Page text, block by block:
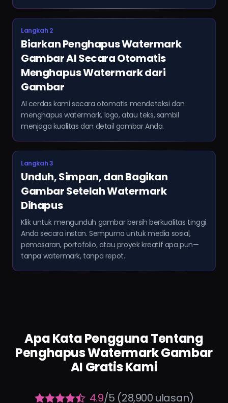
Langkah 2
Biarkan Penghapus Watermark
Gambar AI Secara Otomatis
Menghapus Watermark dari
Gambar
AI cerdas kami secara otomatis mendeteksi dan
menghapus watermark, logo, atau teks, sambil
menjaga kualitas dan detail gambar Anda.
Langkah 3
Unduh, Simpan, dan Bagikan
Gambar Setelah Watermark
Dihapus
Klik untuk mengunduh gambar bersih berkualitas tinggi
Anda secara instan. Sempurna untuk media sosial,
pemasaran, portofolio, atau proyek kreatif apa pun—
tanpa watermark, tanpa repot.
Apa Kata Pengguna Tentang
Penghapus Watermark Gambar
AI Gratis Kami
4.9/5 (28,900 ulasan)